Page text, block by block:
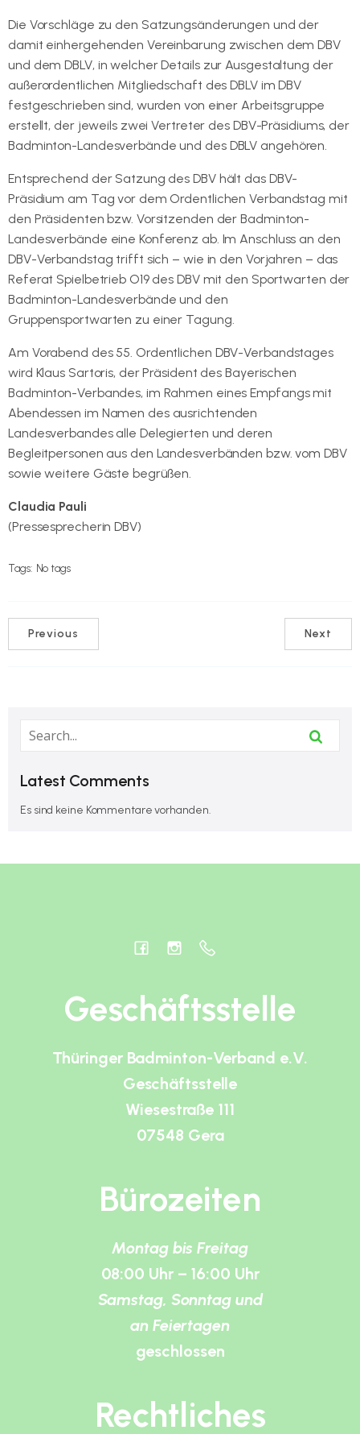
Die Vorschläge zu den Satzungsänderungen und der
damit einhergehenden Vereinbarung zwischen dem DBV
und dem DBLV, in welcher Details zur Ausgestaltung der
außerordentlichen Mitgliedschaft des DBLV im DBV
festgeschrieben sind, wurden von einer Arbeitsgruppe
erstellt, der jeweils zwei Vertreter des DBV-Präsidiums, der
Badminton-Landesverbände und des DBLV angehören.
Entsprechend der Satzung des DBV hält das DBV-
Präsidium am Tag vor dem Ordentlichen Verbandstag mit
den Präsidenten bzw. Vorsitzenden der Badminton-
Landesverbände eine Konferenz ab. Im Anschluss an den
DBV-Verbandstag trifft sich – wie in den Vorjahren – das
Referat Spielbetrieb O19 des DBV mit den Sportwarten der
Badminton-Landesverbände und den
Gruppensportwarten zu einer Tagung.
Am Vorabend des 55. Ordentlichen DBV-Verbandstages
wird Klaus Sartoris, der Präsident des Bayerischen
Badminton-Verbandes, im Rahmen eines Empfangs mit
Abendessen im Namen des ausrichtenden
Landesverbandes alle Delegierten und deren
Begleitpersonen aus den Landesverbänden bzw. vom DBV
sowie weitere Gäste begrüßen.
Claudia Pauli
(Pressesprecherin DBV)
Tags: No tags
Previous Next
Latest Comments
Es sind keine Kommentare vorhanden.
Geschäftsstelle
Thüringer Badminton-Verband e.V.
Geschäftsstelle
Wiesestraße 111
07548 Gera
Bürozeiten
Montag bis Freitag
08:00 Uhr – 16:00 Uhr
Samstag, Sonntag und
an Feiertagen
geschlossen
Rechtliches